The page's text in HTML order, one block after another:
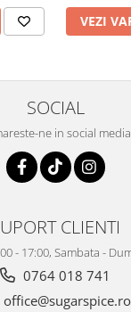
VEZI
SOCIAL
ne in social media
CLIENTI
- 17:00, Sambata -
0764 018 741
office@sugarspice.ro